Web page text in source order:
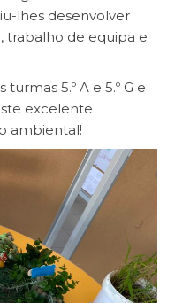
lhes desenvolver
trabalho de equipa e
5.º A e 5.º G e
excelente
ambiental!